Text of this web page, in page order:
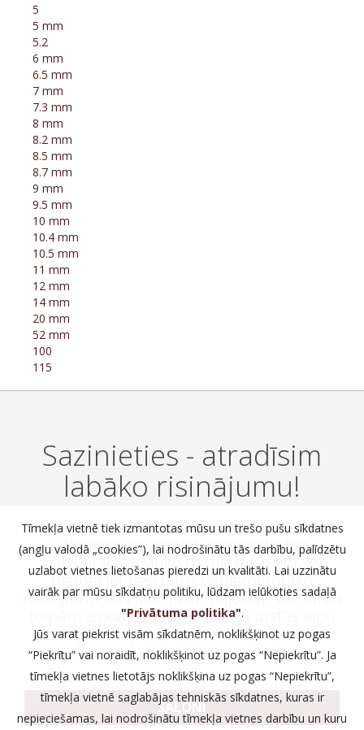
5
5 mm
5.2
6 mm
6.5 mm
7 mm
7.3 mm
8 mm
8.2 mm
8.5 mm
8.7 mm
9 mm
9.5 mm
10 mm
10.4 mm
10.5 mm
11 mm
12 mm
14 mm
20 mm
52 mm
100
115
Sazinieties - atradīsim
labāko risinājumu!
Apmeklējiet kādu no mūsu flīžu un logu
saloniem vai zvaniet un piesakieties
konsultācijai. Mūsu darbinieki palīdzēs
piemeklēt tieši Jums vispiemērotāko
risinājumu, kas ļaus Jūsu mājoklim vai darba
telpām izskatīties satriecoši un atstās elpu
aizraujošu iespaidu uz Jūsu ciemiņiem vai
klientiem.
SALONI
Tīmekļa vietnē tiek izmantotas mūsu un trešo pušu sīkdatnes
(angļu valodā „cookies”), lai nodrošinātu tās darbību, palīdzētu
uzlabot vietnes lietošanas pieredzi un kvalitāti. Lai uzzinātu
vairāk par mūsu sīkdatņu politiku, lūdzam ielūkoties sadaļā
"Privātuma politika".
Jūs varat piekrist visām sīkdatnēm, noklikšķinot uz pogas
“Piekrītu” vai noraidīt, noklikšķinot uz pogas “Nepiekrītu”. Ja
tīmekļa vietnes lietotājs noklikšķina uz pogas “Nepiekrītu”,
tīmekļa vietnē saglabājas tehniskās sīkdatnes, kuras ir
nepieciešamas, lai nodrošinātu tīmekļa vietnes darbību un kuru